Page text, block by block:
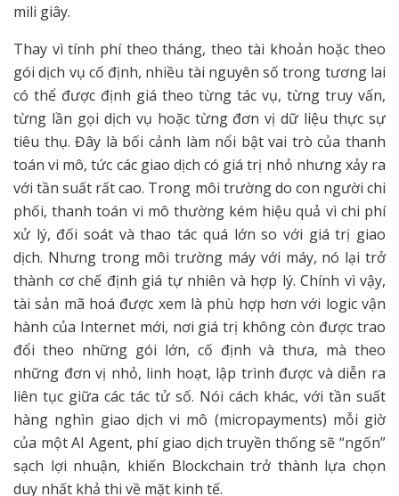
mili giây.
Thay vì tính phí theo tháng, theo tài khoản hoặc theo
gói dịch vụ cố định, nhiều tài nguyên số trong tương lai
có thể được định giá theo từng tác vụ, từng truy vấn,
từng lần gọi dịch vụ hoặc từng đơn vị dữ liệu thực sự
tiêu thụ. Đây là bối cảnh làm nổi bật vai trò của thanh
toán vi mô, tức các giao dịch có giá trị nhỏ nhưng xảy ra
với tần suất rất cao. Trong môi trường do con người chi
phối, thanh toán vi mô thường kém hiệu quả vì chi phí
xử lý, đối soát và thao tác quá lớn so với giá trị giao
dịch. Nhưng trong môi trường máy với máy, nó lại trở
thành cơ chế định giá tự nhiên và hợp lý. Chính vì vậy,
tài sản mã hoá được xem là phù hợp hơn với logic vận
hành của Internet mới, nơi giá trị không còn được trao
đổi theo những gói lớn, cố định và thưa, mà theo
những đơn vị nhỏ, linh hoạt, lập trình được và diễn ra
liên tục giữa các tác tử số. Nói cách khác, với tần suất
hàng nghìn giao dịch vi mô (micropayments) mỗi giờ
của một AI Agent, phí giao dịch truyền thống sẽ “ngốn”
sạch lợi nhuận, khiến Blockchain trở thành lựa chọn
duy nhất khả thi về mặt kinh tế.